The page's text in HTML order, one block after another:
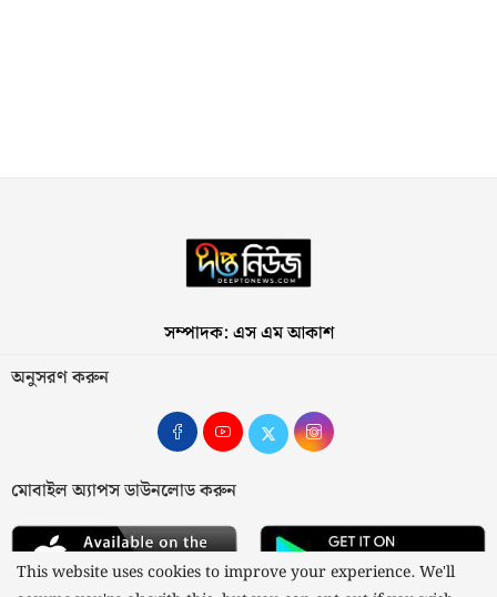
সম্পাদক: এস এম আকাশ
অনুসরণ করুন
মোবাইল অ্যাপস ডাউনলোড করুন
This website uses cookies to improve your experience. We'll